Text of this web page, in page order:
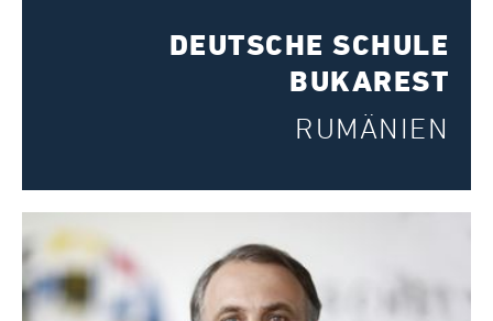
DEUTSCHE SCHULE
BUKAREST
RUMÄNIEN